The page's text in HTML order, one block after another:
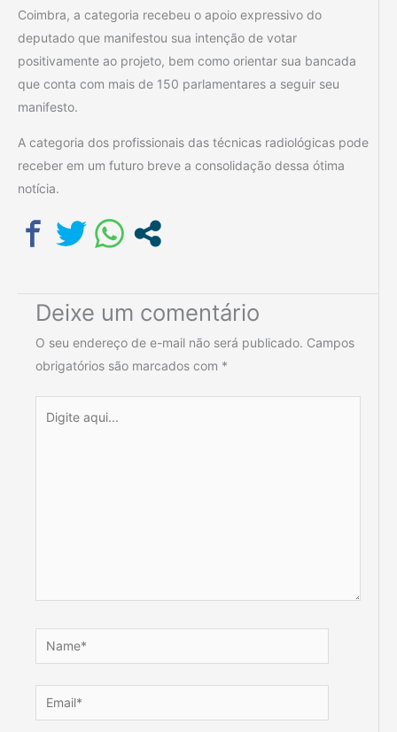
Coimbra, a categoria recebeu o apoio expressivo do
deputado que manifestou sua intenção de votar
positivamente ao projeto, bem como orientar sua bancada
que conta com mais de 150 parlamentares a seguir seu
manifesto.
A categoria dos profissionais das técnicas radiológicas pode
receber em um futuro breve a consolidação dessa ótima
notícia.
Deixe um comentário
O seu endereço de e-mail não será publicado. Campos
obrigatórios são marcados com *
aqui...
Name*
Email*